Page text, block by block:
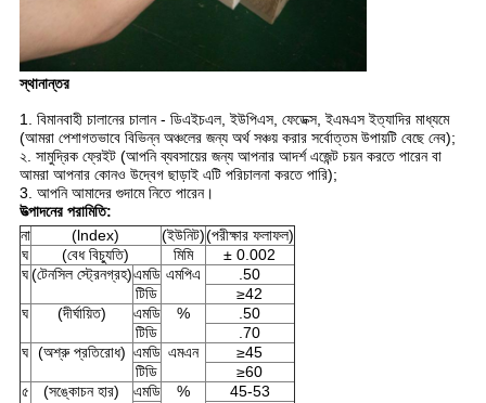
স্থানান্তর
1. বিমানবাহী চালানের চালান - ডিএইচএল, ইউপিএস, ফেডেক্স, ইএমএস ইত্যাদির মাধ্যমে
(আমরা পেশাগতভাবে বিভিন্ন অঞ্চলের জন্য অর্থ সঞ্চয় করার সর্বোত্তম উপায়টি বেছে নেব);
২. সামুদ্রিক ফ্রেইট (আপনি ব্যবসায়ের জন্য আপনার আদর্শ এজেন্ট চয়ন করতে পারেন বা
আমরা আপনার কোনও উদ্বেগ ছাড়াই এটি পরিচালনা করতে পারি);
3. আপনি আমাদের গুদামে নিতে পারেন।
উত্পাদনের পরামিতি:
না
(lndex) (ইউনিট)(পরীক্ষার ফলাফল)
ঘ
(বেধ বিচ্যুতি) মিমি
± 0.002
ঘ(টেনসিল স্ট্রেনগ্রহ)এমডি এমপিএ
.50
টিডি
≥42
ঘ
(দীর্ঘায়িত) এমডি %
.50
টিডি
.70
ঘ (অশ্রু প্রতিরোধ) এমডি এমএন
≥45
টিডি
≥60
৫
(সঙ্কোচন হার) এমডি %
45-53